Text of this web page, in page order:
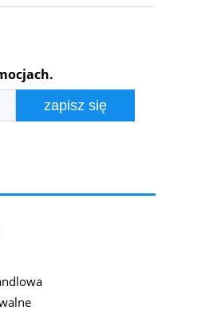
zapisz się